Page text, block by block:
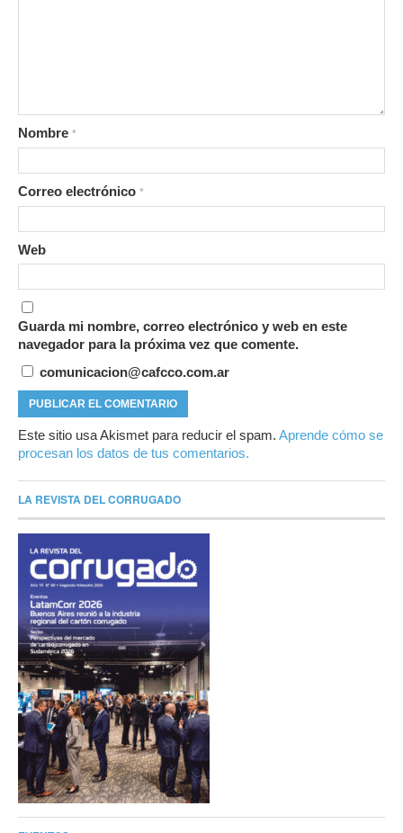
Nombre *
Correo electrónico *
Web
Guarda mi nombre, correo electrónico y web en este
navegador para la próxima vez que comente.
comunicacion@cafcco.com.ar
Este sitio usa Akismet para reducir el spam. Aprende cómo se
procesan los datos de tus comentarios.
LA REVISTA DEL CORRUGADO